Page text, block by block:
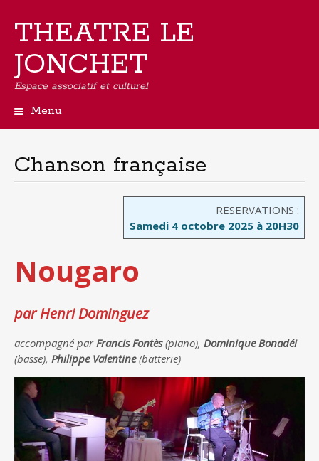
THEATRE LE
JONCHET
Espace associatif et culturel
Menu
principal
Chanson française
RESERVATIONS :
Samedi 4 octobre 2025 à 20H30
Nougaro
par Henri Dominguez
accompagné parFrancis Fontès(piano), Dominique Bonadéi
(basse), Philippe Valentine(batterie)